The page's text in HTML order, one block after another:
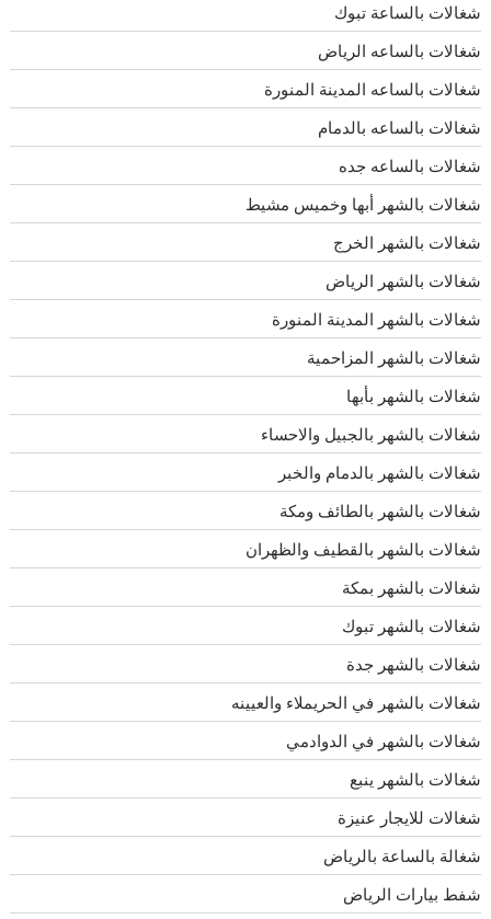
شغالات بالساعة تبوك
شغالات بالساعه الرياض
شغالات بالساعه المدينة المنورة
شغالات بالساعه بالدمام
شغالات بالساعه جده
شغالات بالشهر أبها وخميس مشيط
شغالات بالشهر الخرج
شغالات بالشهر الرياض
شغالات بالشهر المدينة المنورة
شغالات بالشهر المزاحمية
شغالات بالشهر بأبها
شغالات بالشهر بالجبيل والاحساء
شغالات بالشهر بالدمام والخبر
شغالات بالشهر بالطائف ومكة
شغالات بالشهر بالقطيف والظهران
شغالات بالشهر بمكة
شغالات بالشهر تبوك
شغالات بالشهر جدة
شغالات بالشهر في الحريملاء والعيينه
شغالات بالشهر في الدوادمي
شغالات بالشهر ينبع
شغالات للايجار عنيزة
شغالة بالساعة بالرياض
شفط بيارات الرياض